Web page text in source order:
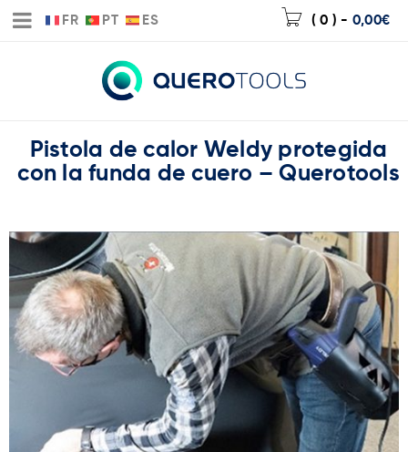
FR PT ES ( 0 ) - 0,00€
Pistola de calor Weldy protegida
con la funda de cuero – Querotools